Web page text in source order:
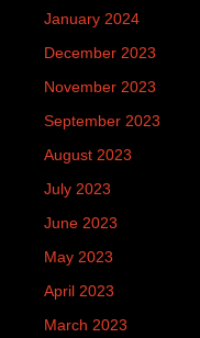
January 2024
December 2023
November 2023
September 2023
August 2023
July 2023
June 2023
May 2023
April 2023
March 2023